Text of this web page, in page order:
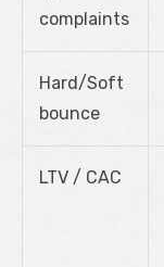
complaints
Hard/Soft
bounce
LTV / CAC